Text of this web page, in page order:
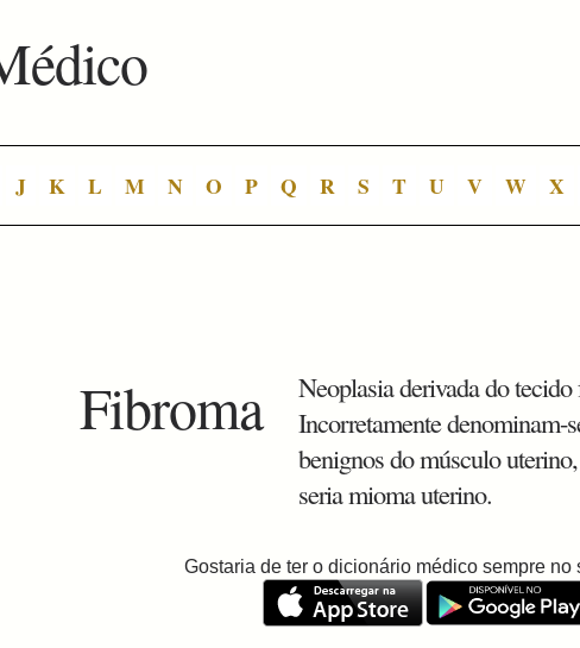
J K L M N O P Q R S T U V W X
Fibroma
Neoplasia derivada do
Incorretamente denominam-
benignos do músculo
seria mioma uterino.
Gostaria de ter o dicionário médico sempre no